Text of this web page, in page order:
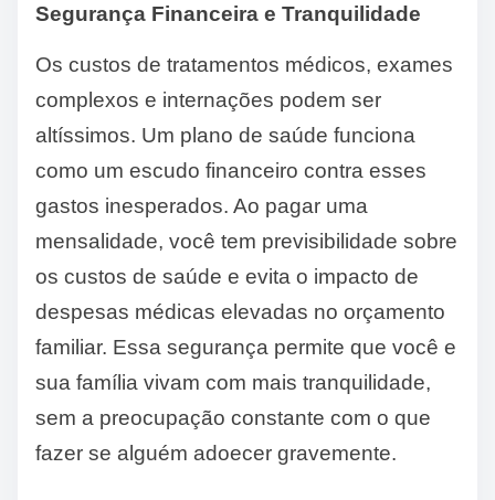
Segurança Financeira e Tranquilidade
Os custos de tratamentos médicos, exames
complexos e internações podem ser
altíssimos. Um plano de saúde funciona
como um escudo financeiro contra esses
gastos inesperados. Ao pagar uma
mensalidade, você tem previsibilidade sobre
os custos de saúde e evita o impacto de
despesas médicas elevadas no orçamento
familiar. Essa segurança permite que você e
sua família vivam com mais tranquilidade,
sem a preocupação constante com o que
fazer se alguém adoecer gravemente.